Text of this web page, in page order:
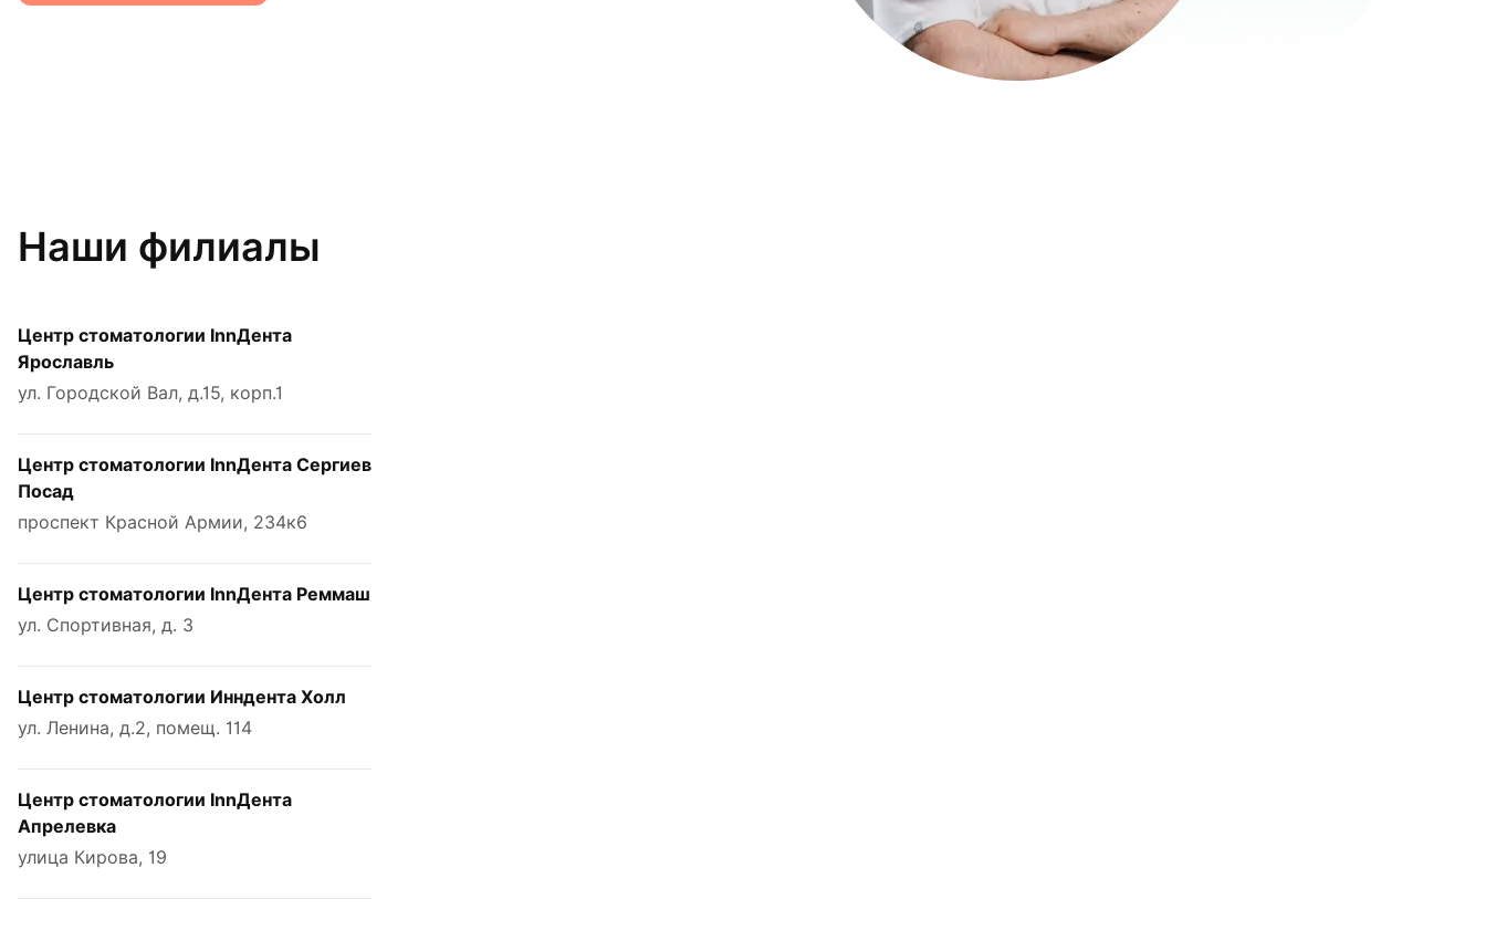
Наши филиалы
Центр стоматологии InnДента
Ярославль
ул. Городской Вал, д.15, корп.1
Центр стоматологии InnДента Сергиев
Посад
проспект Красной Армии, 234к6
Центр стоматологии InnДента Реммаш
ул. Спортивная, д. 3
Центр стоматологии Инндента Холл
ул. Ленина, д.2, помещ. 114
Центр стоматологии InnДента
Апрелевка
улица Кирова, 19